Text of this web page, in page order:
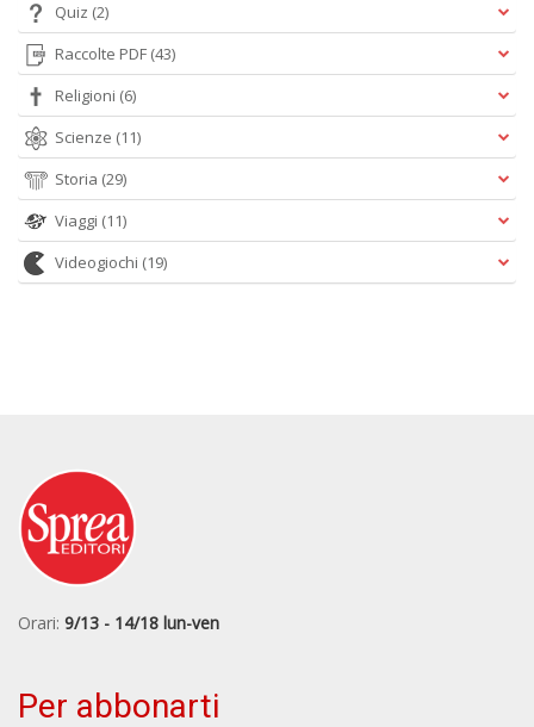
Quiz (2)
Raccolte PDF (43)
Religioni (6)
Scienze (11)
Storia (29)
Viaggi (11)
Videogiochi (19)
Orari: 9/13 - 14/18 lun-ven
Per abbonarti